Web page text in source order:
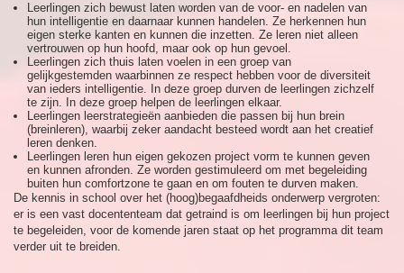
Leerlingen zich bewust laten worden van de voor- en nadelen van
hun intelligentie en daarnaar kunnen handelen. Ze herkennen hun
eigen sterke kanten en kunnen die inzetten. Ze leren niet alleen
vertrouwen op hun hoofd, maar ook op hun gevoel.
Leerlingen zich thuis laten voelen in een groep van
gelijkgestemden waarbinnen ze respect hebben voor de diversiteit
van ieders intelligentie. In deze groep durven de leerlingen zichzelf
te zijn. In deze groep helpen de leerlingen elkaar.
Leerlingen leerstrategieën aanbieden die passen bij hun brein
(breinleren), waarbij zeker aandacht besteed wordt aan het creatief
leren denken.
Leerlingen leren hun eigen gekozen project vorm te kunnen geven
en kunnen afronden. Ze worden gestimuleerd om met begeleiding
buiten hun comfortzone te gaan en om fouten te durven maken.
De kennis in school over het (hoog)begaafdheids onderwerp vergroten:
er is een vast docententeam dat getraind is om leerlingen bij hun project
te begeleiden, voor de komende jaren staat op het programma dit team
verder uit te breiden.